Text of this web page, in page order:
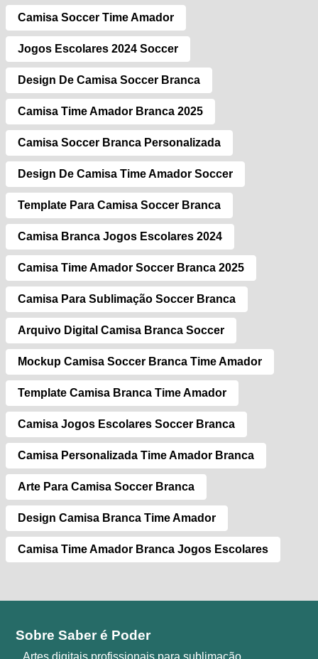
Camisa Soccer Time Amador
Jogos Escolares 2024 Soccer
Design De Camisa Soccer Branca
Camisa Time Amador Branca 2025
Camisa Soccer Branca Personalizada
Design De Camisa Time Amador Soccer
Template Para Camisa Soccer Branca
Camisa Branca Jogos Escolares 2024
Camisa Time Amador Soccer Branca 2025
Camisa Para Sublimação Soccer Branca
Arquivo Digital Camisa Branca Soccer
Mockup Camisa Soccer Branca Time Amador
Template Camisa Branca Time Amador
Camisa Jogos Escolares Soccer Branca
Camisa Personalizada Time Amador Branca
Arte Para Camisa Soccer Branca
Design Camisa Branca Time Amador
Camisa Time Amador Branca Jogos Escolares
Sobre Saber é Poder